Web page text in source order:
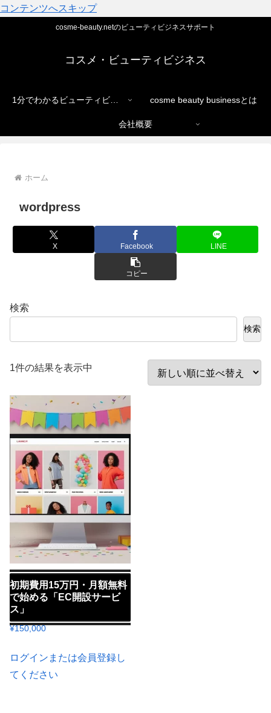
コンテンツへスキップ
cosme-beauty.netのビューティビジネスサポート
コスメ・ビューティビジネス
1分でわかるビューティビジネス cosme beauty businessとは
会社概要
ホーム
wordpress
X Facebook LINE
コピー
検索
検索
1件の結果を表示中
初期費用15万円・月額無料
で始める「EC開設サービ
ス」
¥150,000
ログインまたは会員登録し
てください